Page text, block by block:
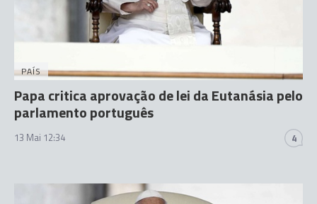
PAÍS
Papa critica aprovação de lei da Eutanásia pelo
parlamento português
13 Mai 12:34 4